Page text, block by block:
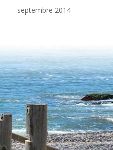
septembre 2014